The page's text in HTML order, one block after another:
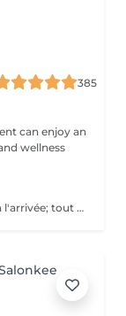
385
can enjoy an
wellness
IMPORTANT: cheveux sans tresse ni noeuds à l'arrivée; tout noeuds ou tressage entraîne l'annulation et 50% de la prestation est retenu. Veuillez noter que si un enfant arrive au salon avec des poux, nous ne pourrons pas procéder à la coupe de cheveux pour des raisons de santé et de sécurité. Dans ce cas, le rendez-vous sera tout de même facturé en raison de l'horaire réservé, afin de compenser la perte de chiffre d'affaires. Nous comprenons que cela peut être une situation difficile, et nous vous encourageons à vérifier les cheveux de votre enfant avant le rendez-vous. Merci de votre compréhension !